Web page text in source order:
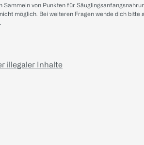
Sammeln von Punkten für
möglich. Bei weiteren Fragen wende dich bitte
.
illegaler Inhalte